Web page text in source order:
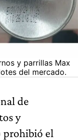
y parrillas Max
del mercado.
de
y
prohibió el